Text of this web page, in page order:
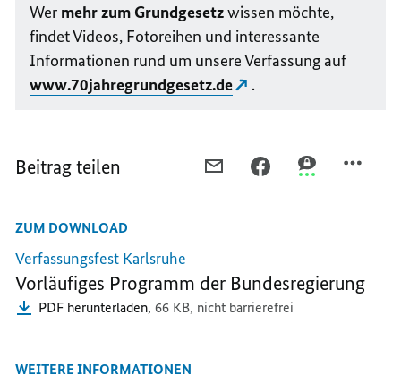
Wer mehr zum Grundgesetzwissen möchte,
findet Videos, Fotoreihen und interessante
Informationen rund um unsere Verfassung auf
www.70jahregrundgesetz.de
.
Beitrag teilen
70
JAHRE
JAHRE
GRUNDGESETZ
JAHRE
ZUM DOWNLOAD
Verfassungsfest Karlsruhe
Vorläufiges Programm der Bundesregierung
PDF herunterladen,66 KB, nicht barrierefrei
WEITERE INFORMATIONEN